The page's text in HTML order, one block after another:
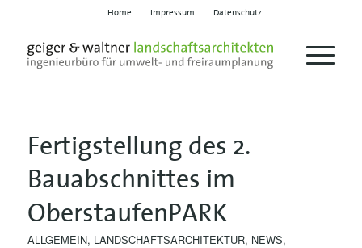
Home Impressum Datenschutz
Fertigstellung des 2.
Bauabschnittes im
OberstaufenPARK
ALLGEMEIN, LANDSCHAFTSARCHITEKTUR, NEWS,